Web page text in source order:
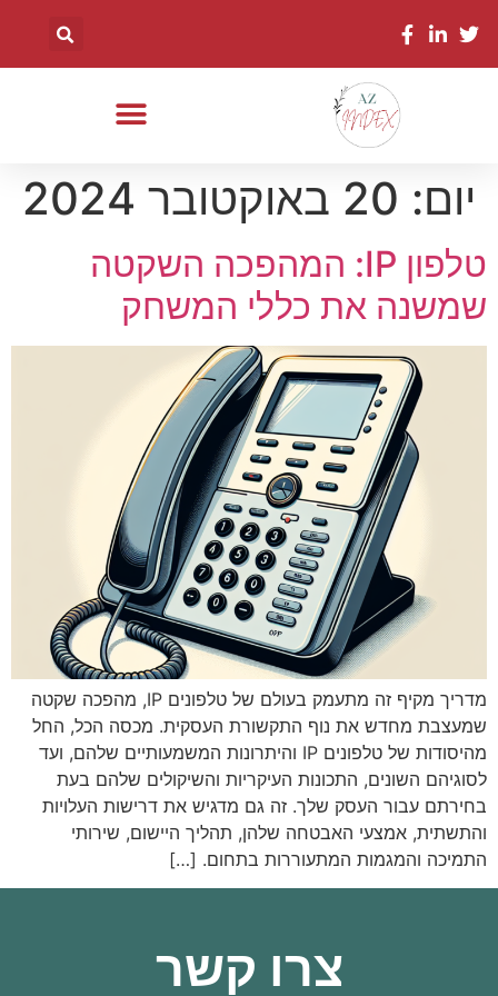
יום: 20 באוקטובר 2024
טלפון IP: המהפכה השקטה
שמשנה את כללי המשחק
מדריך מקיף זה מתעמק בעולם של טלפונים IP, מהפכה שקטה
שמעצבת מחדש את נוף התקשורת העסקית. מכסה הכל, החל
מהיסודות של טלפונים IP והיתרונות המשמעותיים שלהם, ועד
לסוגיהם השונים, התכונות העיקריות והשיקולים שלהם בעת
בחירתם עבור העסק שלך. זה גם מדגיש את דרישות העלויות
והתשתית, אמצעי האבטחה שלהן, תהליך היישום, שירותי
התמיכה והמגמות המתעוררות בתחום. […]
צרו קשר